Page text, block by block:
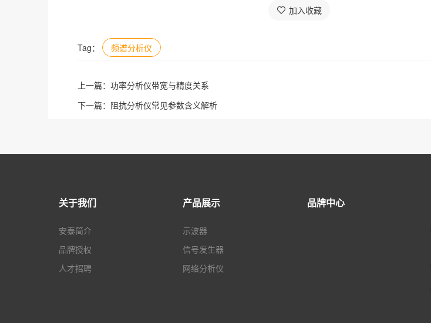
加入收藏
Tag： 频谱分析仪
上一篇： 功率分析仪带宽与精度关系
下一篇： 阻抗分析仪常见参数含义解析
关于我们
安泰简介
品牌授权
人才招聘
产品展示
示波器
信号发生器
网络分析仪
品牌中心